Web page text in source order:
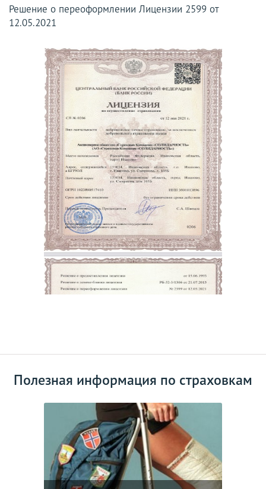
Решение о переоформлении Лицензии 2599 от
12.05.2021
Полезная информация по страховкам